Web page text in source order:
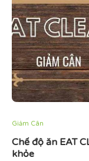
Giảm Cân
Chế độ ăn EAT
khỏe